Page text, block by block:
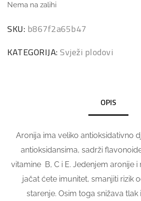
Nema na zalihi
SKU: b867f2a65b47
KATEGORIJA:Svježi plodovi
OPIS
Aronija ima veliko antioksidativno
antioksidansima, sadrži
vitamine B, C i E. Jedenjem aronije i
jačat ćete imunitet, smanjiti rizik
starenje. Osim toga snižava